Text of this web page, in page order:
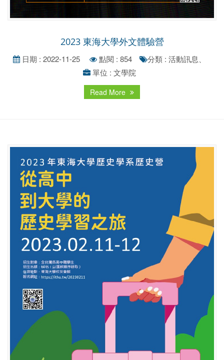
2023 東海大學外文體驗營
日期 : 2022-11-25 點閱 : 854
分類 : 活動訊息、
單位 : 文學院
Read More